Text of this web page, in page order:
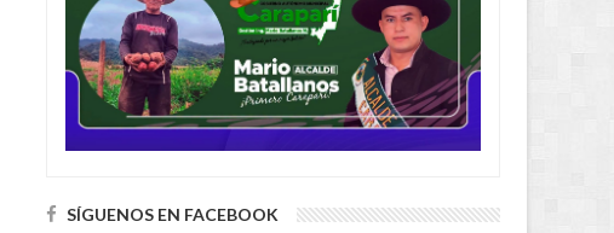
SÍGUENOS EN FACEBOOK